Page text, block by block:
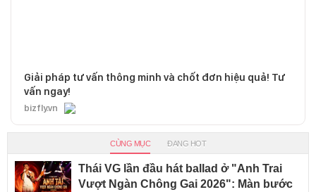
Giải pháp tư vấn thông minh và chốt đơn hiệu quả! Tư
vấn ngay!
bizfly.vn
CÙNG MỤC ĐANG HOT
Thái VG lần đầu hát ballad ở "Anh Trai
Vượt Ngàn Chông Gai 2026": Màn bước